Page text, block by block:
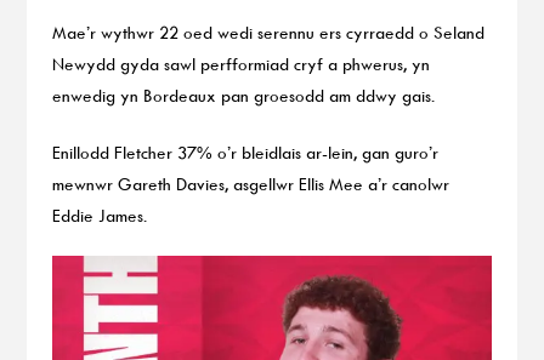
Mae’r wythwr 22 oed wedi serennu ers cyrraedd o Seland
Newydd gyda sawl perfformiad cryf a phwerus, yn
enwedig yn Bordeaux pan groesodd am ddwy gais.
Enillodd Fletcher 37% o’r bleidlais ar-lein, gan guro’r
mewnwr Gareth Davies, asgellwr Ellis Mee a’r canolwr
Eddie James.